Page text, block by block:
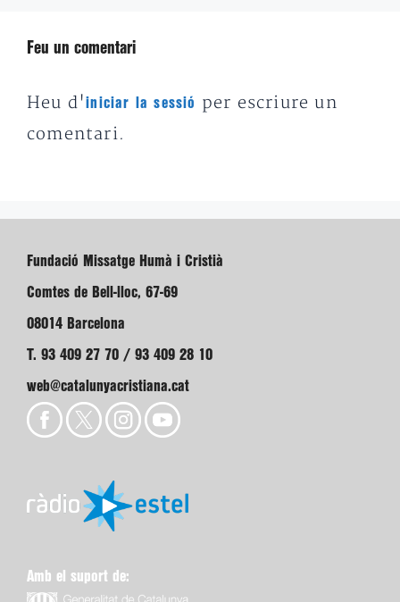
Feu un comentari
Heu d'iniciar la sessió
per escriure un
comentari.
Fundació Missatge Humà i Cristià
Comtes de Bell-lloc, 67-69
08014 Barcelona
T. 93 409 27 70 / 93 409 28 10
web@catalunyacristiana.cat
Amb el suport de: